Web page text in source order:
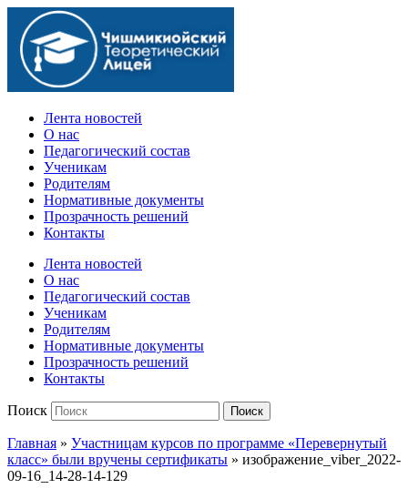
Официальный сайт учебного заведения
Лента новостей
О нас
Педагогический состав
Ученикам
Родителям
Нормативные документы
Прозрачность решений
Контакты
Лента новостей
О нас
Педагогический состав
Ученикам
Родителям
Нормативные документы
Прозрачность решений
Контакты
Поиск Поиск
Главная » Участницам курсов по программе «Перевернутый
класс» были вручены сертификаты » изображение_viber_2022-
09-16_14-28-14-129